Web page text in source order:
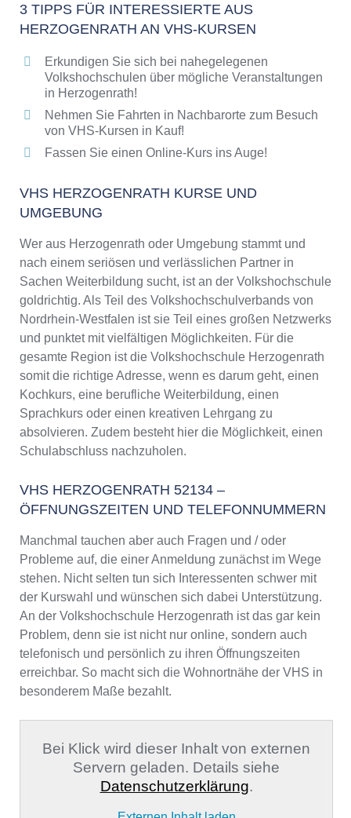
3 TIPPS FÜR INTERESSIERTE AUS
HERZOGENRATH AN VHS-KURSEN
Erkundigen Sie sich bei nahegelegenen
Volkshochschulen über mögliche Veranstaltungen
in Herzogenrath!
Nehmen Sie Fahrten in Nachbarorte zum Besuch
von VHS-Kursen in Kauf!
Fassen Sie einen Online-Kurs ins Auge!
VHS HERZOGENRATH KURSE UND
UMGEBUNG
Wer aus Herzogenrath oder Umgebung stammt und
nach einem seriösen und verlässlichen Partner in
Sachen Weiterbildung sucht, ist an der Volkshochschule
goldrichtig. Als Teil des Volkshochschulverbands von
Nordrhein-Westfalen ist sie Teil eines großen Netzwerks
und punktet mit vielfältigen Möglichkeiten. Für die
gesamte Region ist die Volkshochschule Herzogenrath
somit die richtige Adresse, wenn es darum geht, einen
Kochkurs, eine berufliche Weiterbildung, einen
Sprachkurs oder einen kreativen Lehrgang zu
absolvieren. Zudem besteht hier die Möglichkeit, einen
Schulabschluss nachzuholen.
VHS HERZOGENRATH 52134 –
ÖFFNUNGSZEITEN UND TELEFONNUMMERN
Manchmal tauchen aber auch Fragen und / oder
Probleme auf, die einer Anmeldung zunächst im Wege
stehen. Nicht selten tun sich Interessenten schwer mit
der Kurswahl und wünschen sich dabei Unterstützung.
An der Volkshochschule Herzogenrath ist das gar kein
Problem, denn sie ist nicht nur online, sondern auch
telefonisch und persönlich zu ihren Öffnungszeiten
erreichbar. So macht sich die Wohnortnähe der VHS in
besonderem Maße bezahlt.
Bei Klick wird dieser Inhalt von externen
Servern geladen. Details siehe
Datenschutzerklärung.